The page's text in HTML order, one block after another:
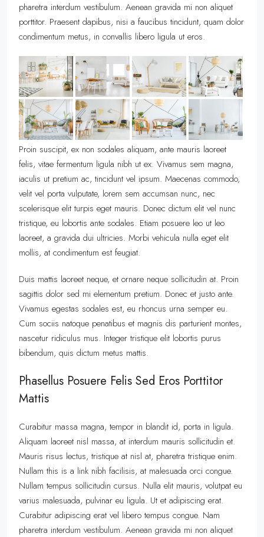
pharetra interdum vestibulum. Aenean gravida mi non aliquet
porttitor. Praesent dapibus, nisi a faucibus tincidunt, quam dolor
condimentum metus, in convallis libero ligula ut eros.
Proin suscipit, ex non sodales aliquam, ante mauris laoreet
felis, vitae fermentum ligula nibh ut ex. Vivamus sem magna,
iaculis ut pretium ac, tincidunt vel ipsum. Maecenas commodo,
velit vel porta vulputate, lorem sem accumsan nunc, nec
scelerisque elit turpis eget mauris. Donec dictum elit vel nunc
tristique, eu lobortis ante sodales. Etiam posuere leo ut leo
laoreet, a gravida dui ultricies. Morbi vehicula nulla eget elit
mollis, at condimentum est feugiat.
Duis mattis laoreet neque, et ornare neque sollicitudin at. Proin
sagittis dolor sed mi elementum pretium. Donec et justo ante.
Vivamus egestas sodales est, eu rhoncus urna semper eu.
Cum sociis natoque penatibus et magnis dis parturient montes,
nascetur ridiculus mus. Integer tristique elit lobortis purus
bibendum, quis dictum metus mattis.
Phasellus Posuere Felis Sed Eros Porttitor
Mattis
Curabitur massa magna, tempor in blandit id, porta in ligula.
Aliquam laoreet nisl massa, at interdum mauris sollicitudin et.
Mauris risus lectus, tristique at nisl at, pharetra tristique enim.
Nullam this is a link nibh facilisis, at malesuada orci congue.
Nullam tempus sollicitudin cursus. Nulla elit mauris, volutpat eu
varius malesuada, pulvinar eu ligula. Ut et adipiscing erat.
Curabitur adipiscing erat vel libero tempus congue. Nam
pharetra interdum vestibulum. Aenean gravida mi non aliquet